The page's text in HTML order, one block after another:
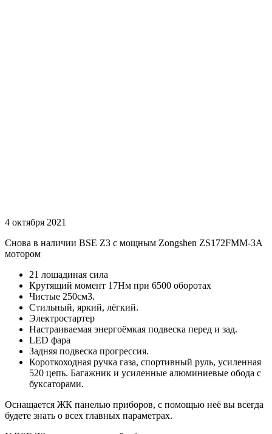
4 октября 2021
Снова в наличии BSЕ Z3 с мощным Zоngshen ZS172FМM-3А
мотором
21 лошадиная сила
Крутящий момент 17Нм при 6500 оборотах
Чистые 250см3.
Стильный, яркий, лёгкий.
Электростартер
Настраиваемая энергоёмкая подвеска перед и зад.
LED фара
Задняя подвеска прогрессия.
Короткоходная ручка газа, спортивный руль, усиленная
520 цепь. Багажник и усиленные алюминиевые обода с
буксаторами.
Оснащается ЖК панелью приборов, с помощью неё вы всегда
будете знать о всех главных параметрах.